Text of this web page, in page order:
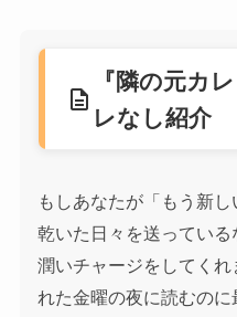
description
『隣の元カ
レなし紹介
もしあなたが「もう新
乾いた日々を送ってい
潤いチャージをしてく
れた金曜の夜に読むのに